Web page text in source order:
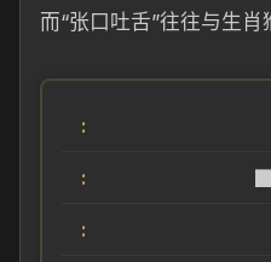
而“张口吐舌”往往与生肖